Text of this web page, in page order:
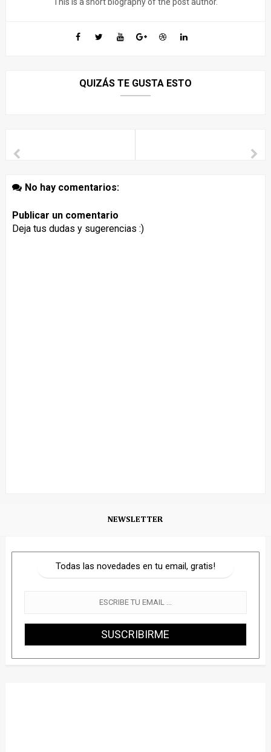
QUIZÁS TE GUSTA ESTO
No hay comentarios:
Publicar un comentario
Deja tus dudas y sugerencias :)
NEWSLETTER
Todas las novedades en tu email, gratis!